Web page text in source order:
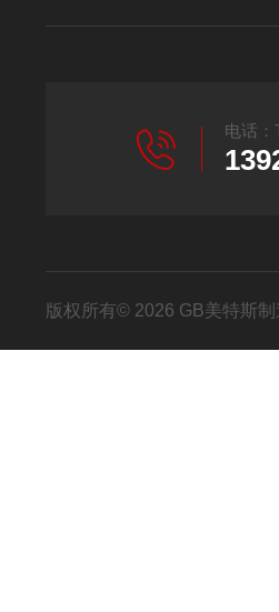
电话：
版权所有© 2026 GB美特斯